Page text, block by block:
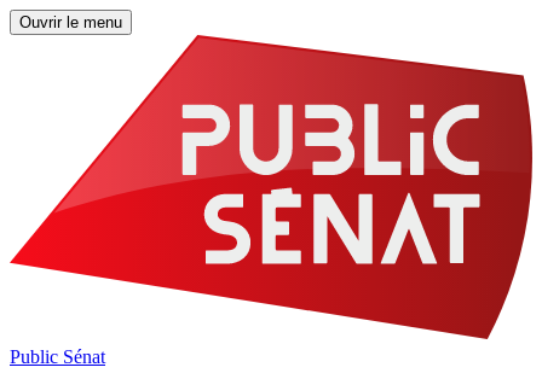
Ouvrir le menu
Public Sénat